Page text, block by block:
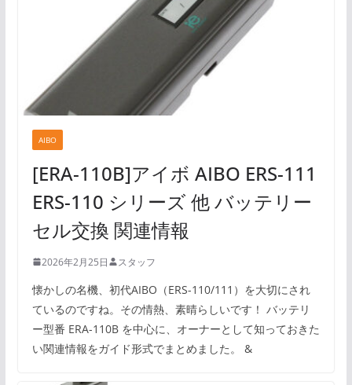
AIBO
[ERA-110B]アイボ AIBO ERS-111
ERS-110 シリーズ 他 バッテリー
セル交換 関連情報
2026年2月25日 スタッフ
懐かしの名機、初代AIBO（ERS-110/111）を大切にされ
ているのですね。その情熱、素晴らしいです！ バッテリ
ー型番 ERA-110B を中心に、オーナーとして知っておきた
い関連情報をガイド形式でまとめました。 &